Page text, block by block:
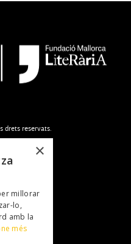
drets reservats.
×
millorar
lo,
amb la
més